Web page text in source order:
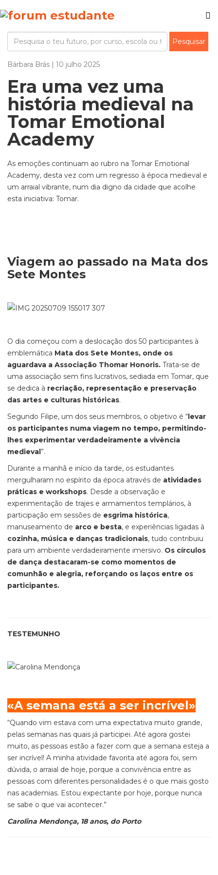
Bárbara Brás | 10 julho 2025
Era uma vez uma
história medieval na
Tomar Emotional
Academy
As emoções continuam ao rubro na Tomar Emotional
Academy, desta vez com um regresso à época medieval e
um arraial vibrante, num dia digno da cidade que acolhe
esta iniciativa: Tomar.
Viagem ao passado na Mata dos
Sete Montes
O dia começou com a deslocação dos 50 participantes à
emblemática Mata dos Sete Montes, onde os
aguardava a Associação Thomar Honoris. Trata-se de
uma associação sem fins lucrativos, sediada em Tomar, que
se dedica à recriação, representação e preservação
das artes e culturas históricas.
Segundo Filipe, um dos seus membros, o objetivo é “levar
os participantes numa viagem no tempo, permitindo-
lhes experimentar verdadeiramente a vivência
medieval”.
Durante a manhã e início da tarde, os estudantes
mergulharam no espírito da época através de atividades
práticas e workshops. Desde a observação e
experimentação de trajes e armamentos templários, à
participação em sessões de esgrima histórica,
manuseamento de arco e besta, e experiências ligadas à
cozinha, música e danças tradicionais, tudo contribuiu
para um ambiente verdadeiramente imersivo. Os círculos
de dança destacaram-se como momentos de
comunhão e alegria, reforçando os laços entre os
participantes.
TESTEMUNHO
«A semana está a ser incrível»
“Quando vim estava com uma expectativa muito grande,
pelas semanas nas quais já participei. Até agora gostei
muito, as pessoas estão a fazer com que a semana esteja a
ser incrível! A minha atividade favorita até agora foi, sem
dúvida, o arraial de hoje, porque a convivência entre as
pessoas com diferentes personalidades é o que mais gosto
nas academias. Estou expectante por hoje, porque nunca
se sabe o que vai acontecer.”
Carolina Mendonça, 18 anos, do Porto